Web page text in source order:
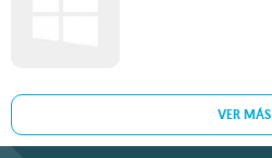
VER MÁS